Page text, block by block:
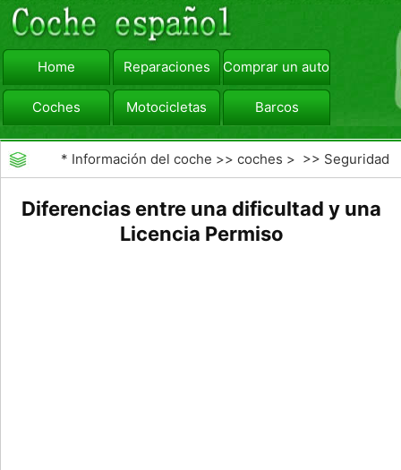
Home Reparaciones Comprar un automóvil
Coches Motocicletas Barcos
viajar Camiones
* Información del coche >>coches > >> Seguridad
Diferencias entre una dificultad y una
Licencia Permiso